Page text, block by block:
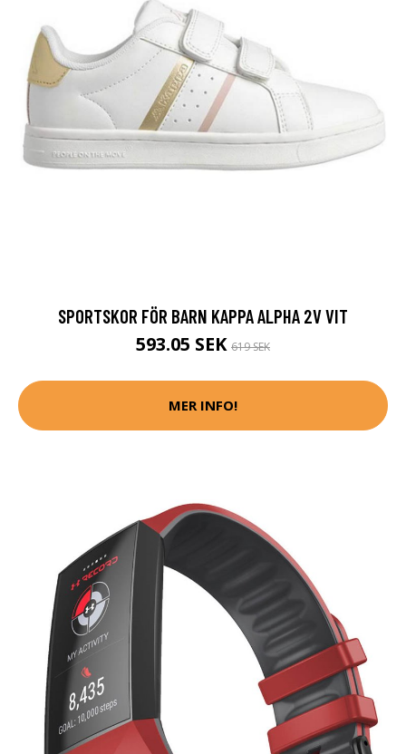
SPORTSKOR FÖR BARN KAPPA ALPHA 2V VIT
593.05 SEK 619 SEK
MER INFO!